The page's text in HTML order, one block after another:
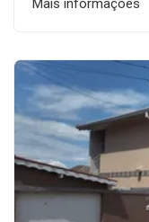
Mais informações